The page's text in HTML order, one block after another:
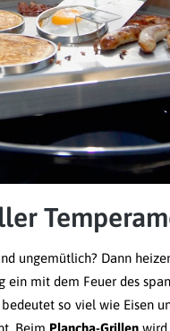
ungemütlich? Dann
ein mit dem Feuer des
bedeutet so viel wie Eisen
Beim Plancha-Grillen wird